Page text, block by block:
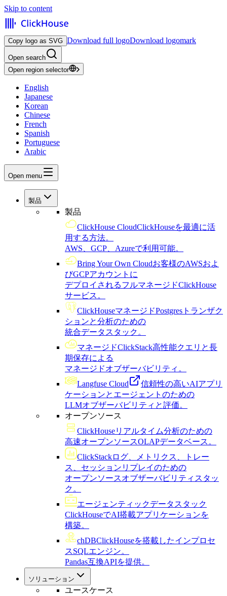
Skip to content
Copy logo as SVG Download full logoDownload logomark
Open search
Open region selector
English
Japanese
Korean
Chinese
French
Spanish
Portuguese
Arabic
Open menu
製品
製品
ClickHouse CloudClickHouseを最適に活
用する方法。
AWS、GCP、Azureで利用可能。
Bring Your Own Cloudお客様のAWSおよ
びGCPアカウントに
デプロイされるフルマネージドClickHouse
サービス。
ClickHouseマネージドPostgres トランザク
ションと分析のための
統合データスタック。
マネージドClickStack高性能クエリと長
期保存による
マネージドオブザーバビリティ。
Langfuse Cloud
信頼性の高いAIアプリ
ケーションとエージェントのための
LLMオブザーバビリティと評価。
オープンソース
ClickHouseリアルタイム分析のための
高速オープンソースOLAPデータベース。
ClickStackログ、メトリクス、トレー
ス、セッションリプレイのための
オープンソースオブザーバビリティスタッ
ク。
エージェンティックデータスタック
ClickHouseでAI搭載アプリケーションを
構築。
chDBClickHouseを搭載したインプロセ
スSQLエンジン。
Pandas互換APIを提供。
ソリューション
ユースケース